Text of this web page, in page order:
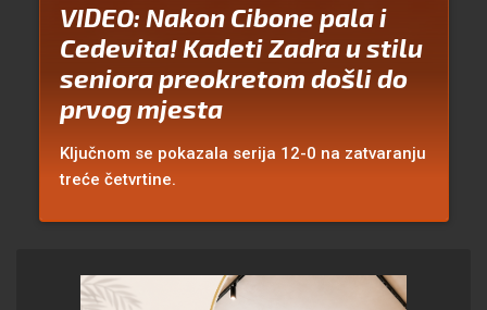
VIDEO: Nakon Cibone pala i
Cedevita! Kadeti Zadra u stilu
seniora preokretom došli do
prvog mjesta
Ključnom se pokazala serija 12-0 na zatvaranju
treće četvrtine.